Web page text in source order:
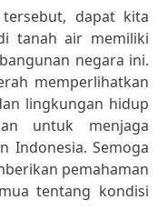
dapat kita
tanah air memiliki
negara ini.
memperlihatkan
lingkungan hidup
untuk menjaga
Indonesia. Semoga
pemahaman
tentang kondisi